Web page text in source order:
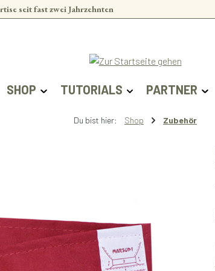
seit fast zwei Jahrzehnten
SHOP TUTORIALS PARTNER
Du bist hier: Shop Zubehör